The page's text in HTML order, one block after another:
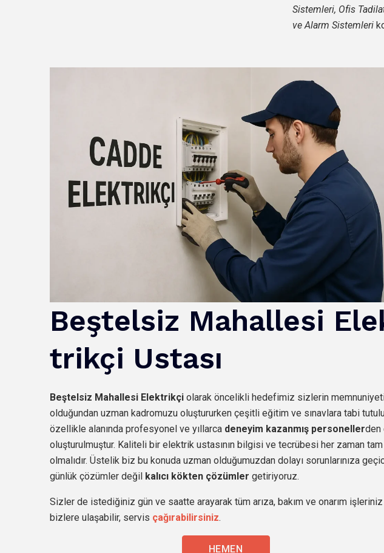
Sistemleri, Ofis
ve Alarm Sistemleri
Beştelsiz Mahallesi
trikçi Ustası
Beştelsiz Mahallesi Elektrikçi olarak öncelikli hedefimiz sizlerin
olduğundan uzman kadromuzu oluştururken çeşitli eğitim ve sınavlara tabi
özellikle alanında profesyonel ve yıllarca deneyim kazanmış personellerden
oluşturulmuştur. Kaliteli bir elektrik ustasının bilgisi ve tecrübesi her zaman tam
olmalıdır. Üstelik biz bu konuda uzman olduğumuzdan dolayı sorunlarınıza
günlük çözümler değil kalıcı kökten çözümler getiriyoruz.
Sizler de istediğiniz gün ve saatte arayarak tüm arıza, bakım ve onarım
bizlere ulaşabilir, servis çağırabilirsiniz.
HEMEN